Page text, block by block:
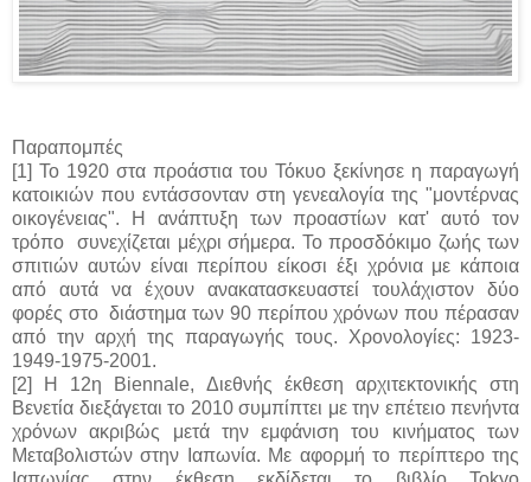
Παραπομπές
[1] Το 1920 στα προάστια του Τόκυο ξεκίνησε η παραγωγή
κατοικιών που εντάσσονταν στη γενεαλογία της "μοντέρνας
οικογένειας". Η ανάπτυξη των προαστίων κατ' αυτό τον
τρόπο συνεχίζεται μέχρι σήμερα. Το προσδόκιμο ζωής των
σπιτιών αυτών είναι περίπου είκοσι έξι χρόνια με κάποια
από αυτά να έχουν ανακατασκευαστεί τουλάχιστον δύο
φορές στο διάστημα των 90 περίπου χρόνων που πέρασαν
από την αρχή της παραγωγής τους. Χρονολογίες: 1923-
1949-1975-2001.
[2] Η 12η Biennale, Διεθνής έκθεση αρχιτεκτονικής στη
Βενετία διεξάγεται το 2010 συμπίπτει με την επέτειο πενήντα
χρόνων ακριβώς μετά την εμφάνιση του κινήματος των
Μεταβολιστών στην Ιαπωνία. Με αφορμή το περίπτερο της